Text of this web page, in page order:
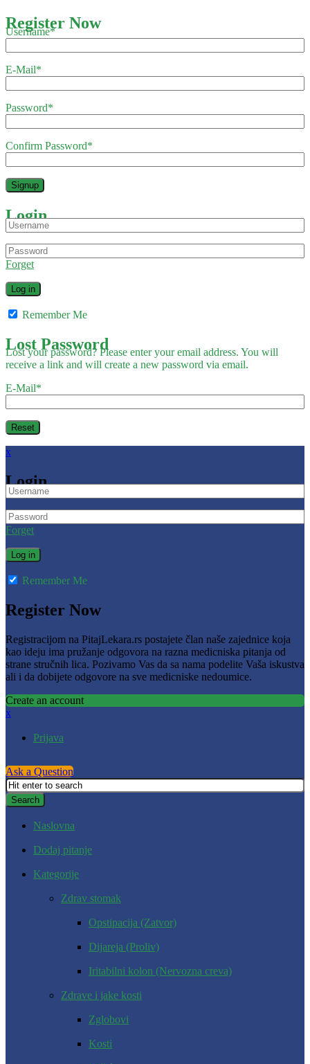
Register Now
Username*
E-Mail*
Password*
Confirm Password*
Login
Forget
Remember Me
Lost Password
Lost your password? Please enter your email address. You will
receive a link and will create a new password via email.
E-Mail*
x
Login
Forget
Remember Me
Register Now
Registracijom na PitajLekara.rs postajete član naše zajednice koja
kao ideju ima pružanje odgovora na razna medicniska pitanja od
strane stručnih lica. Pozivamo Vas da sa nama podelite Vaša iskustva
ali i da dobijete odgovore na sve medicniske nedoumice.
Create an account
x
Prijava
Ask a Question
Naslovna
Dodaj pitanje
Kategorije
Zdrav stomak
Opstipacija (Zatvor)
Dijareja (Proliv)
Iritabilni kolon (Nervozna creva)
Zdrave i jake kosti
Zglobovi
Kosti